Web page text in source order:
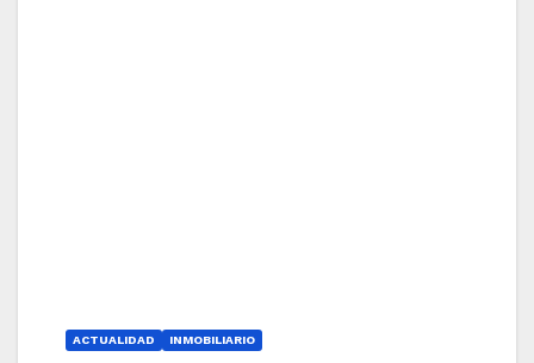
ACTUALIDAD INMOBILIARIO